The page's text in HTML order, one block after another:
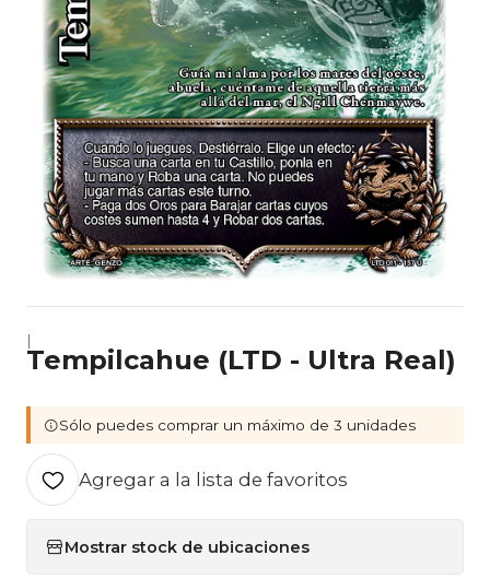
|
Tempilcahue (LTD - Ultra Real)
Sólo puedes comprar un máximo de 3 unidades
Agregar a la lista de favoritos
Mostrar stock de ubicaciones